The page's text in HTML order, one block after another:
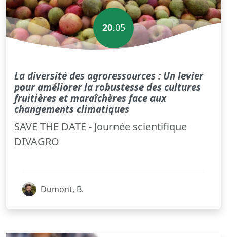
20.05
La diversité des agroressources : Un levier
pour améliorer la robustesse des cultures
fruitières et maraîchères face aux
changements climatiques
SAVE THE DATE - Journée scientifique
DIVAGRO
Dumont, B.